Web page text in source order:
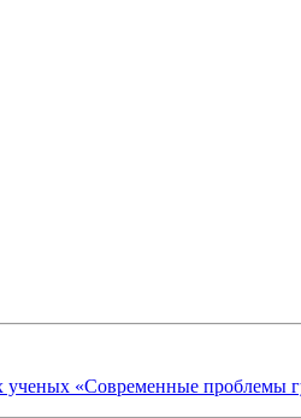
«Современные проблемы